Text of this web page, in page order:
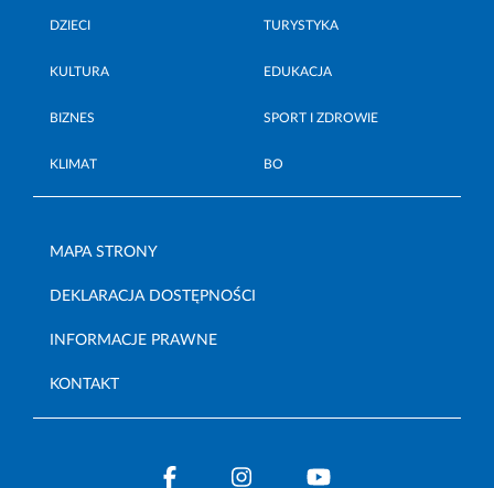
DZIECI TURYSTYKA
KULTURA EDUKACJA
BIZNES SPORT I ZDROWIE
KLIMAT BO
MAPA STRONY
DEKLARACJA DOSTĘPNOŚCI
INFORMACJE PRAWNE
KONTAKT